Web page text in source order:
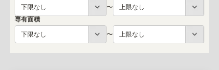
〜
専有面積
〜